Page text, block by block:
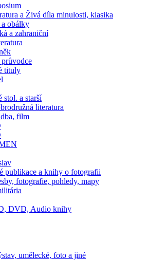
a Živá díla minulosti, klasika
a obálky
a zahraniční
tituly
stol. a starší
literatura
film
publikace a knihy o fotografii
fotografie, pohledy, mapy
DVD, Audio knihy
umělecké, foto a jiné